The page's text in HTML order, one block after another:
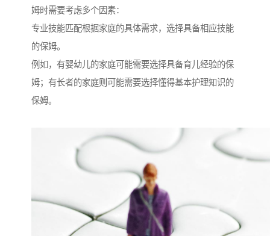
姆时需要考虑多个因素：
专业技能匹配根据家庭的具体需求，选择具备相应技能
的保姆。
例如，有婴幼儿的家庭可能需要选择具备育儿经验的保
姆；有长者的家庭则可能需要选择懂得基本护理知识的
保姆。